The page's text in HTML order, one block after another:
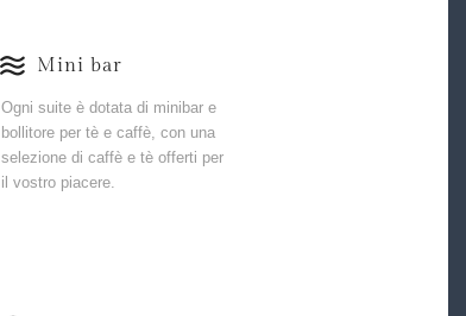
Mini bar
Ogni suite è dotata di minibar e
bollitore per tè e caffè, con una
selezione di caffè e tè offerti per
il vostro piacere.